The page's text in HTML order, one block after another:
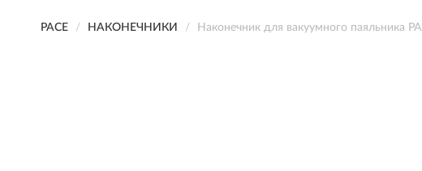
PACE НАКОНЕЧНИКИ Наконечник для вакуумного паяльника